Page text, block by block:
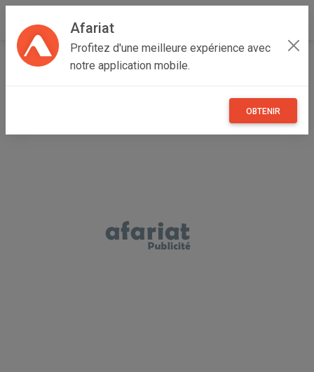
Afariat
Profitez d'une meilleure expérience avec
notre application mobile.
OBTENIR
Accueil Boutique de ENTREPRISE